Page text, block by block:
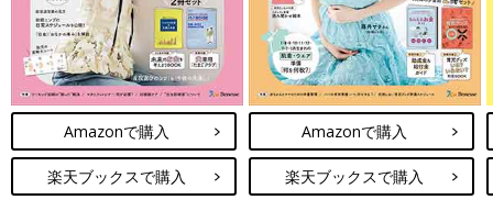
Amazonで購入
楽天ブックスで購入
Amazonで購入
楽天ブックスで購入